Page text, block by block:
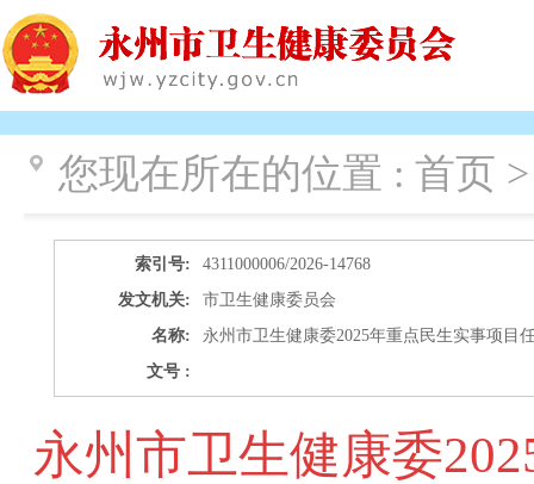
您现在所在的位置 : 首页
索引号:
4311000006/2026-14768
发文机关:
市卫生健康委员会
名称:
永州市卫生健康委2025年重点民生实事项目
文号 :
永州市卫生健康委